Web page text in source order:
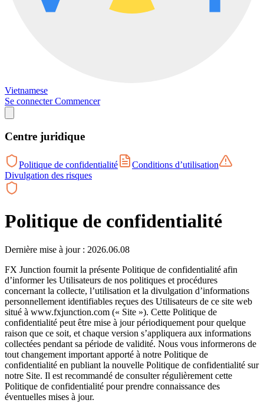
Vietnamese
Se connecterCommencer
Centre juridique
Politique de confidentialité
Conditions d’utilisation
Divulgation des risques
Politique de confidentialité
Dernière mise à jour : 2026.06.08
FX Junction fournit la présente Politique de confidentialité afin
d’informer les Utilisateurs de nos politiques et procédures
concernant la collecte, l’utilisation et la divulgation d’informations
personnellement identifiables reçues des Utilisateurs de ce site web
situé à www.fxjunction.com (« Site »). Cette Politique de
confidentialité peut être mise à jour périodiquement pour quelque
raison que ce soit, et chaque version s’appliquera aux informations
collectées pendant sa période de validité. Nous vous informerons de
tout changement important apporté à notre Politique de
confidentialité en publiant la nouvelle Politique de confidentialité sur
notre Site. Il est recommandé de consulter régulièrement cette
Politique de confidentialité pour prendre connaissance des
éventuelles mises à jour.